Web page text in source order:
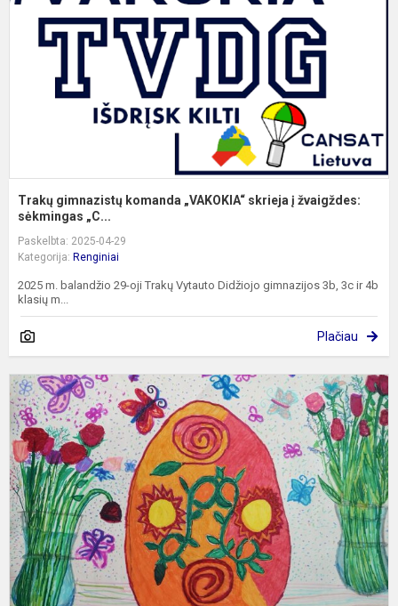
Trakų gimnazistų komanda „VAKOKIA“ skrieja į žvaigždes:​​​​​​​
sėkmingas „C...
Paskelbta: 2025-04-29
Kategorija: Renginiai
2025 m. balandžio 29-oji Trakų Vytauto Didžiojo gimnazijos 3b, 3c ir 4b
klasių m...
Plačiau